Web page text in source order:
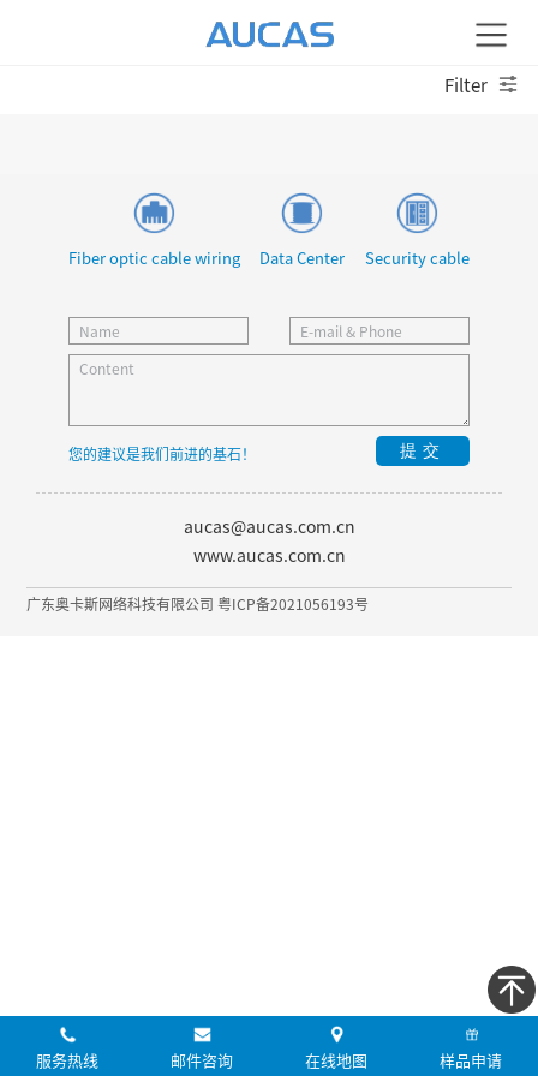
Filter
Fiber optic cable wiring Data Center Security cable
您的建议是我们前进的基石！ 提交
aucas@aucas.com.cn
www.aucas.com.cn
广东奥卡斯网络科技有限公司 粤ICP备2021056193号
服务热线 邮件咨询 在线地图 样品申请